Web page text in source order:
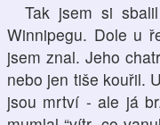
Tak jsem si
Winnipegu. Dole u
jsem znal. Jeho
nebo jen tiše kouřil.
jsou mrtví - ale já